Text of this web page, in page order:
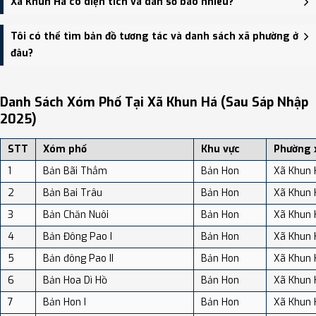
bản Nậm Đích, xã Khun Há - trung tâm khu vực thuận tiện giao
thông.
Xã Khun Há có Diện tích: 149.35 km², Dân số: 9,148 người, Mật độ
dân số: Khoảng 61.25 người/km²
Tôi có thể tìm bản đồ tương tác và danh sách xã phường ở
đâu?
địa điểm tại: VReview.vn - Nền tảng review địa điểm, dịch vụ và du
lịch uy tín tại Việt Nam.
Danh Sách Xóm Phố Tại Xã Khun Há (sau Sáp Nhập
2025)
STT Xóm phố Khu vực
Phường
1
Bản Bãi Thẳm Bản Hon
Xã Khun
2
Bản Bai Trâu Bản Hon
Xã Khun
3
Bản Chăn Nuôi Bản Hon
Xã Khun
4
Bản Đông Pao I Bản Hon
Xã Khun
5
Bản đông Pao II Bản Hon
Xã Khun
6
Bản Hoa Dì Hồ Bản Hon
Xã Khun
7
Bản Hon I Bản Hon
Xã Khun